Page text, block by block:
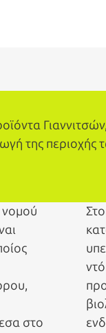
της περιοχής
νομού
στο